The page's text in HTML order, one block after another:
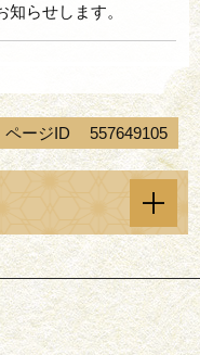
らせします。
ページID 557649105